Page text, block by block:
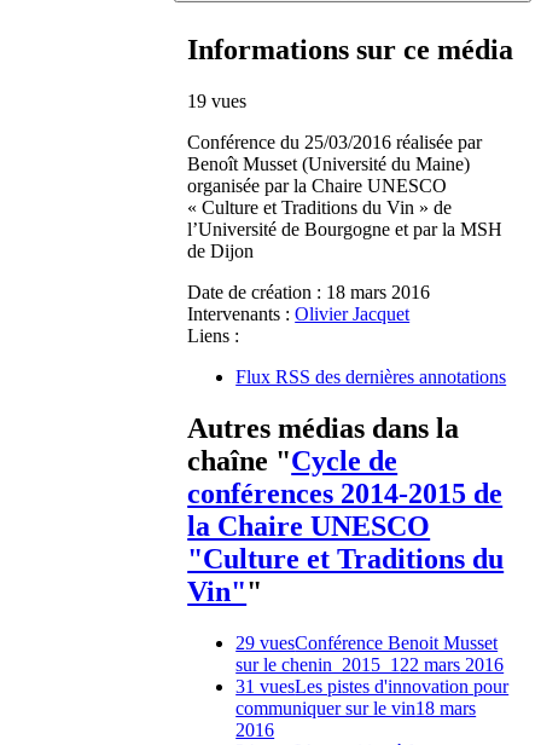
Informations sur ce média
19 vues
Conférence du 25/03/2016 réalisée par
Benoît Musset (Université du Maine)
organisée par la Chaire UNESCO
« Culture et Traditions du Vin » de
l’Université de Bourgogne et par la MSH
de Dijon
Date de création : 18 mars 2016
Intervenants : Olivier Jacquet
Liens :
Flux RSS des dernières annotations
Autres médias dans la
chaîne "Cycle de
conférences 2014-2015 de
la Chaire UNESCO
"Culture et Traditions du
Vin""
29 vuesConférence Benoit Musset
sur le chenin_2015_1 22 mars 2016
31 vuesLes pistes d'innovation pour
communiquer sur le vin18 mars
2016